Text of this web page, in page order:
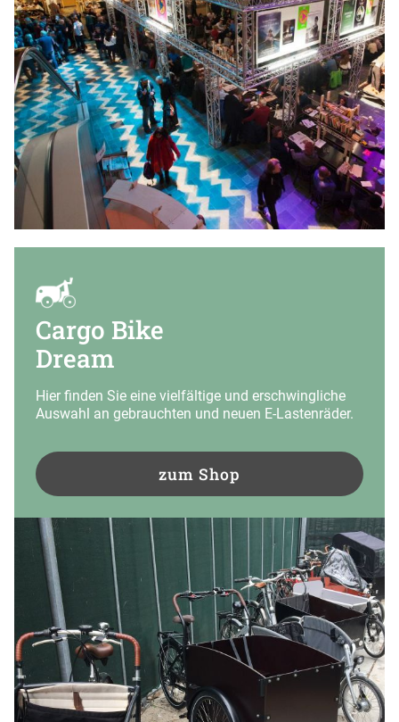
Cargo Bike
Dream
Hier finden Sie eine vielfältige und erschwingliche
Auswahl an gebrauchten und neuen E-Lastenräder.
zum Shop